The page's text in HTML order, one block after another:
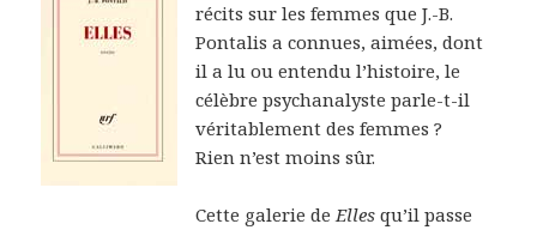
récits sur les femmes que J.-B.
Pontalis a connues, aimées, dont
il a lu ou entendu l’histoire, le
célèbre psychanalyste parle-t-il
véritablement des femmes ?
Rien n’est moins sûr.
Cette galerie deElles qu’il passe